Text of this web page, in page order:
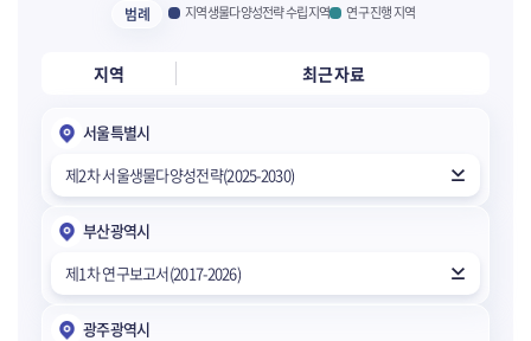
범례 지역생물다양성전략 수립지역 연구 진행 지역
지역 최근 자료
서울특별시
제2차 서울생물다양성전략(2025-2030)
부산광역시
제1차 연구보고서(2017-2026)
광주광역시